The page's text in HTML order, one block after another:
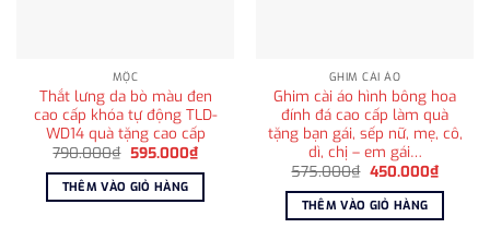
MỘC
Thắt lưng da bò màu đen
cao cấp khóa tự động TLD-
WD14 quà tặng cao cấp
790.000₫ Giá
là:
790.000₫.
595.000₫Giá
hiện
tại
595.000₫.
THÊM VÀO GIỎ HÀNG
GHIM CÀI ÁO
Ghim cài áo hình bông hoa
đính đá cao cấp làm quà
tặng bạn gái, sếp nữ, mẹ, cô,
dì, chị – em gái…
575.000₫ Giá
là:
575.000₫.
450.000₫Giá
hiện
tại
THÊM VÀO GIỎ HÀNG